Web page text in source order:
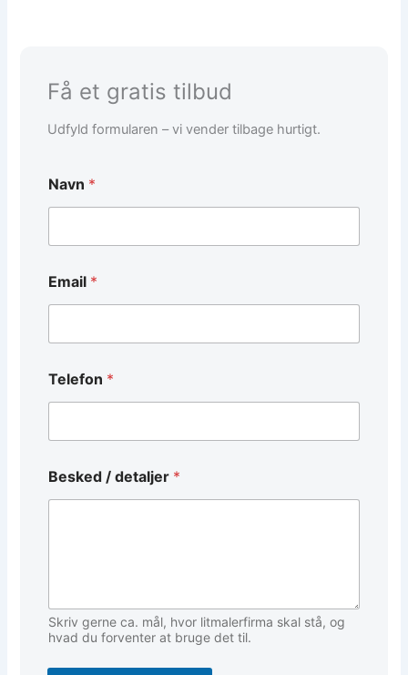
Få et gratis tilbud
Udfyld formularen – vi vender tilbage hurtigt.
a
v
/
e
s
k
d
Navn *
Email *
Telefon *
Besked / detaljer *
Skriv gerne ca. mål, hvor litmalerfirma skal stå, og
hvad du forventer at bruge det til.